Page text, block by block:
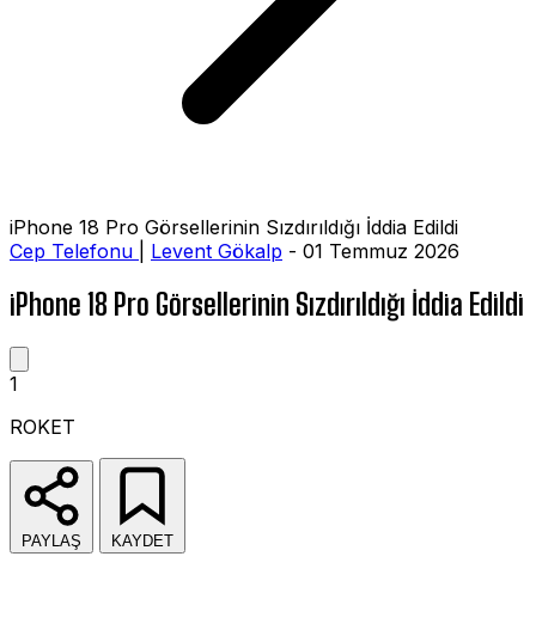
iPhone 18 Pro Görsellerinin Sızdırıldığı İddia Edildi
Cep Telefonu
Levent Gökalp - 01 Temmuz 2026
iPhone 18 Pro Görsellerinin Sızdırıldığı İddia Edildi
1
ROKET
PAYLAŞ KAYDET